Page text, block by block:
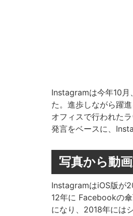
Instagramは今年10月
た。進歩しながら躍
オフィスで行われた
発言をベースに、
写真から動
InstagramはiOS版が
12年に Facebookの
になり、2018年には